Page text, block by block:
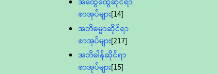
စာအုပ်များ[14]
အဘိဓမ္မာဆိုင်ရာ
စာအုပ်များ[217]
အဘိဓါန်ဆိုင်ရာ
စာအုပ်များ[15]